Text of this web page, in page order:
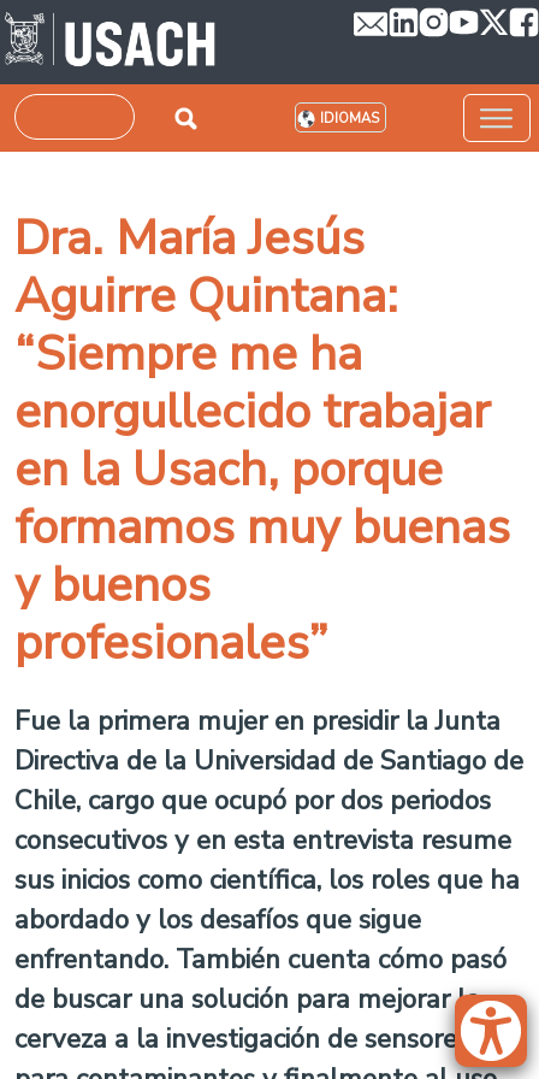
Pasar al contenido principal
Buscar IDIOMAS
Dra. María Jesús
Aguirre Quintana:
“Siempre me ha
enorgullecido trabajar
en la Usach, porque
formamos muy buenas
y buenos
profesionales”
Fue la primera mujer en presidir la Junta
Directiva de la Universidad de Santiago de
Chile, cargo que ocupó por dos periodos
consecutivos y en esta entrevista resume
sus inicios como científica, los roles que ha
abordado y los desafíos que sigue
enfrentando. También cuenta cómo pasó
de buscar una solución para mejorar la
cerveza a la investigación de sensores